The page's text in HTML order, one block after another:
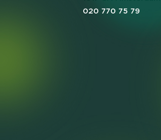
020 770 75 79